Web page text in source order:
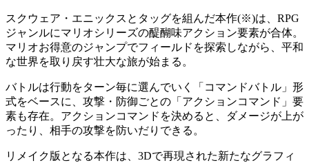
スクウェア・エニックスとタッグを組んだ本作(※)は、RPG
ジャンルにマリオシリーズの醍醐味アクション要素が合体。
マリオお得意のジャンプでフィールドを探索しながら、平和
な世界を取り戻す壮大な旅が始まる。
バトルは行動をターン毎に選んでいく「コマンドバトル」形
式をベースに、攻撃・防御ごとの 「アクションコマンド」 要
素も存在。アクションコマンドを決めると、ダメージが上が
ったり、相手の攻撃を防いだりできる。
リメイク版となる本作は、 3Dで再現された新たなグラフィ